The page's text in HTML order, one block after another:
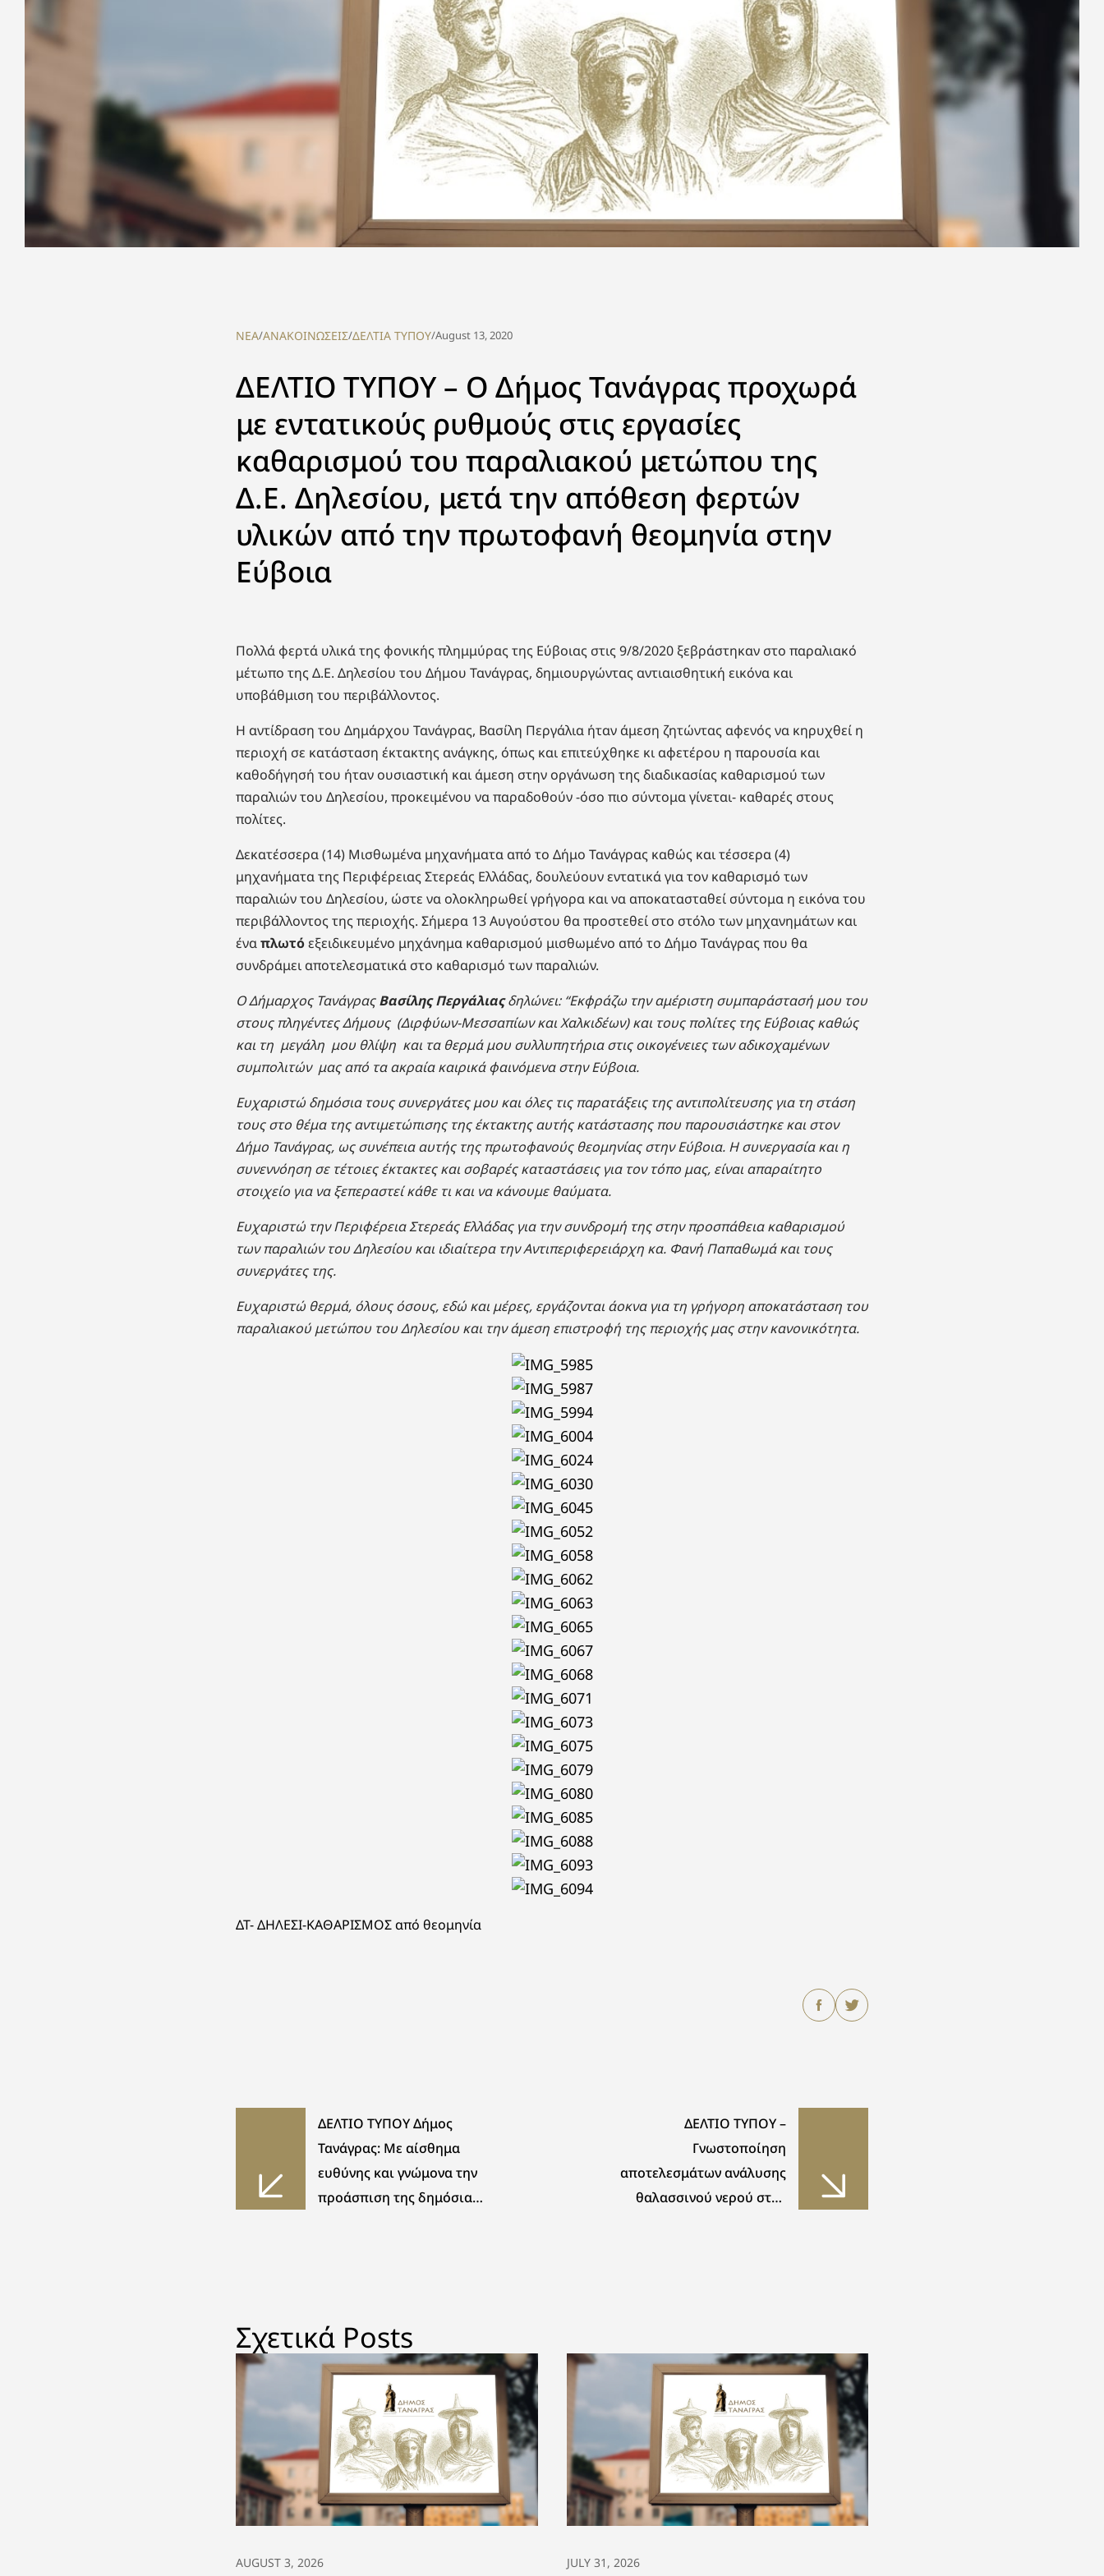
NEA/ΑΝΑΚΟΙΝΩΣΕΙΣ/ΔΕΛΤΙΑ ΤΥΠΟΥ/August 13, 2020
ΔΕΛΤΙΟ ΤΥΠΟΥ – Ο Δήμος Τανάγρας προχωρά
με εντατικούς ρυθμούς στις εργασίες
καθαρισμού του παραλιακού μετώπου της
Δ.Ε. Δηλεσίου, μετά την απόθεση φερτών
υλικών από την πρωτοφανή θεομηνία στην
Εύβοια
Πολλά φερτά υλικά της φονικής πλημμύρας της Εύβοιας στις 9/8/2020 ξεβράστηκαν στο παραλιακό
μέτωπο της Δ.Ε. Δηλεσίου του Δήμου Τανάγρας, δημιουργώντας αντιαισθητική εικόνα και
υποβάθμιση του περιβάλλοντος.
Η αντίδραση του Δημάρχου Τανάγρας, Βασίλη Περγάλια ήταν άμεση ζητώντας αφενός να κηρυχθεί η
περιοχή σε κατάσταση έκτακτης ανάγκης, όπως και επιτεύχθηκε κι αφετέρου η παρουσία και
καθοδήγησή του ήταν ουσιαστική και άμεση στην οργάνωση της διαδικασίας καθαρισμού των
παραλιών του Δηλεσίου, προκειμένου να παραδοθούν -όσο πιο σύντομα γίνεται- καθαρές στους
πολίτες.
Δεκατέσσερα (14) Μισθωμένα μηχανήματα από το Δήμο Τανάγρας καθώς και τέσσερα (4)
μηχανήματα της Περιφέρειας Στερεάς Ελλάδας, δουλεύουν εντατικά για τον καθαρισμό των
παραλιών του Δηλεσίου, ώστε να ολοκληρωθεί γρήγορα και να αποκατασταθεί σύντομα η εικόνα του
περιβάλλοντος της περιοχής. Σήμερα 13 Αυγούστου θα προστεθεί στο στόλο των μηχανημάτων και
έναπλωτόεξειδικευμένο μηχάνημα καθαρισμού μισθωμένο από το Δήμο Τανάγρας που θα
συνδράμει αποτελεσματικά στο καθαρισμό των παραλιών.
Ο Δήμαρχος ΤανάγραςΒασίλης Περγάλιαςδηλώνει: “Εκφράζω την αμέριστη συμπαράστασή μου του
στους πληγέντες Δήμους (Διρφύων-Μεσσαπίων και Χαλκιδέων) και τους πολίτες της Εύβοιας καθώς
και τη μεγάλη μου θλίψη και τα θερμά μου συλλυπητήρια στις οικογένειες των αδικοχαμένων
συμπολιτών μας από τα ακραία καιρικά φαινόμενα στην Εύβοια.
Ευχαριστώ δημόσια τους συνεργάτες μου και όλες τις παρατάξεις της αντιπολίτευσης για τη στάση
τους στο θέμα της αντιμετώπισης της έκτακτης αυτής κατάστασης που παρουσιάστηκε και στον
Δήμο Τανάγρας, ως συνέπεια αυτής της πρωτοφανούς θεομηνίας στην Εύβοια. Η συνεργασία και η
συνεννόηση σε τέτοιες έκτακτες και σοβαρές καταστάσεις για τον τόπο μας, είναι απαραίτητο
στοιχείο για να ξεπεραστεί κάθε τι και να κάνουμε θαύματα.
Ευχαριστώ την Περιφέρεια Στερεάς Ελλάδας για την συνδρομή της στην προσπάθεια καθαρισμού
των παραλιών του Δηλεσίου και ιδιαίτερα την Αντιπεριφερειάρχη κα. Φανή Παπαθωμά και τους
συνεργάτες της.
Ευχαριστώ θερμά, όλους όσους, εδώ και μέρες, εργάζονται άοκνα για τη γρήγορη αποκατάσταση του
παραλιακού μετώπου του Δηλεσίου και την άμεση επιστροφή της περιοχής μας στην κανονικότητα.
ΔΤ- ΔΗΛΕΣΙ-ΚΑΘΑΡΙΣΜΟΣ από θεομηνία
ΔΕΛΤΙΟ ΤΥΠΟΥ Δήμος
Τανάγρας: Με αίσθημα
ευθύνης και γνώμονα την
προάσπιση της δημόσιας
ΔΕΛΤΙΟ ΤΥΠΟΥ –
Γνωστοποίηση
αποτελεσμάτων ανάλυσης
θαλασσινού νερού στην
Σχετικά Posts
AUGUST 3, 2026 JULY 31, 2026